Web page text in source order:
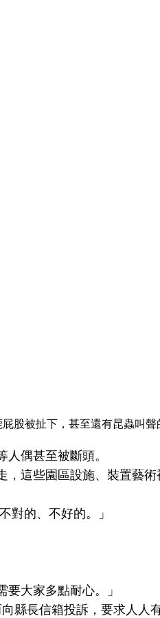
股被扯下，甚至還有昆蟲叫
偶甚至被斷頭。
這些園區設施、裝置藝
對的、不好的。」
大家多點耐心。」
縣長信箱投訴，要求人人